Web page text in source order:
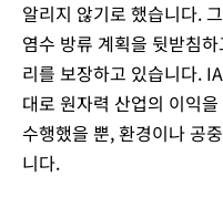
알리지 않기로 했습니다.
염수 방류 계획을 뒷받침하
리를 보장하고 있습니다.
대로 원자력 산업의 이익
수행했을 뿐, 환경이나 공
니다.